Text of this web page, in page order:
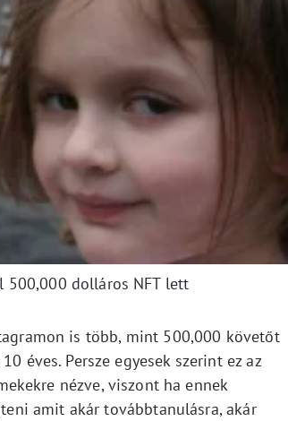
500,000 dolláros NFT lett
is több, mint 500,000 követőt
éves. Persze egyesek szerint ez az
nézve, viszont ha ennek
amit akár továbbtanulásra, akár